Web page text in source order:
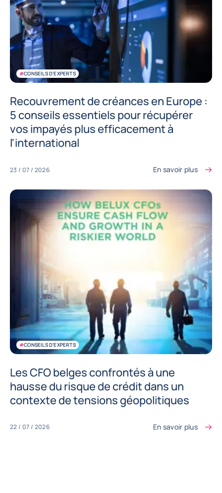
#CONSEILS D'EXPERTS
Recouvrement de créances en Europe :
5 conseils essentiels pour récupérer
vos impayés plus efficacement à
l'international
23 / 07 / 2026 En savoir plus
#CONSEILS D'EXPERTS
Les CFO belges confrontés à une
hausse du risque de crédit dans un
contexte de tensions géopolitiques
22 / 07 / 2026 En savoir plus